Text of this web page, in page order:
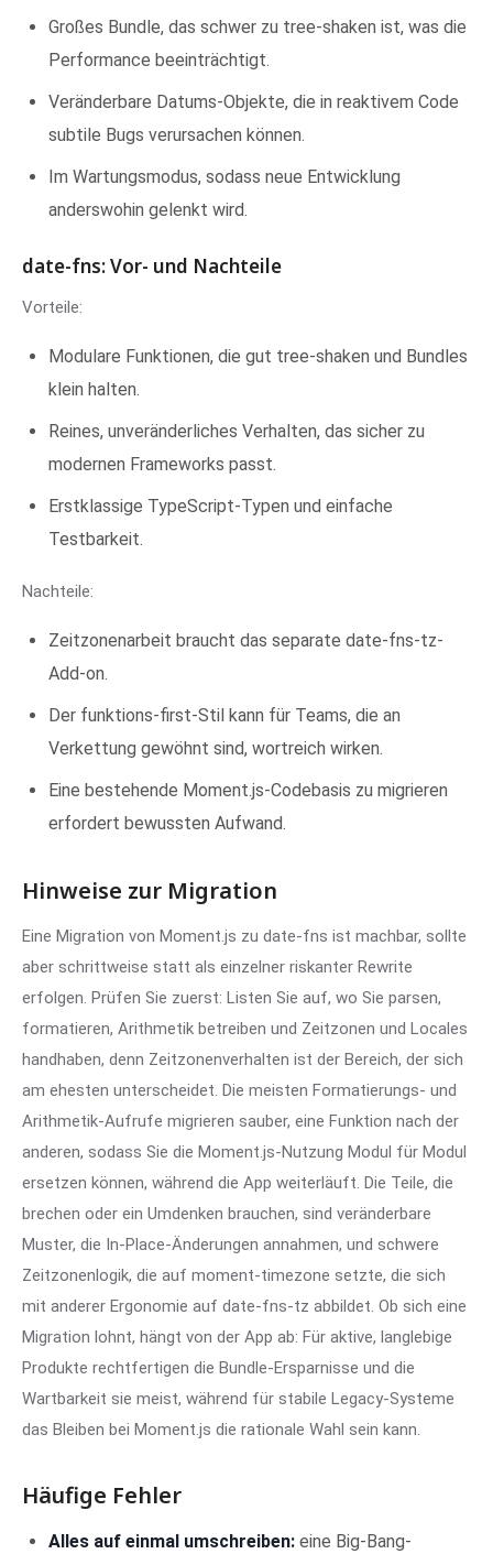
Großes Bundle, das schwer zu tree-shaken ist, was die
Performance beeinträchtigt.
Veränderbare Datums-Objekte, die in reaktivem Code
subtile Bugs verursachen können.
Im Wartungsmodus, sodass neue Entwicklung
anderswohin gelenkt wird.
date-fns: Vor- und Nachteile
Vorteile:
Modulare Funktionen, die gut tree-shaken und Bundles
klein halten.
Reines, unveränderliches Verhalten, das sicher zu
modernen Frameworks passt.
Erstklassige TypeScript-Typen und einfache
Testbarkeit.
Nachteile:
Zeitzonenarbeit braucht das separate date-fns-tz-
Add-on.
Der funktions-first-Stil kann für Teams, die an
Verkettung gewöhnt sind, wortreich wirken.
Eine bestehende Moment.js-Codebasis zu migrieren
erfordert bewussten Aufwand.
Hinweise zur Migration
Eine Migration von Moment.js zu date-fns ist machbar, sollte
aber schrittweise statt als einzelner riskanter Rewrite
erfolgen. Prüfen Sie zuerst: Listen Sie auf, wo Sie parsen,
formatieren, Arithmetik betreiben und Zeitzonen und Locales
handhaben, denn Zeitzonenverhalten ist der Bereich, der sich
am ehesten unterscheidet. Die meisten Formatierungs- und
Arithmetik-Aufrufe migrieren sauber, eine Funktion nach der
anderen, sodass Sie die Moment.js-Nutzung Modul für Modul
ersetzen können, während die App weiterläuft. Die Teile, die
brechen oder ein Umdenken brauchen, sind veränderbare
Muster, die In-Place-Änderungen annahmen, und schwere
Zeitzonenlogik, die auf moment-timezone setzte, die sich
mit anderer Ergonomie auf date-fns-tz abbildet. Ob sich eine
Migration lohnt, hängt von der App ab: Für aktive, langlebige
Produkte rechtfertigen die Bundle-Ersparnisse und die
Wartbarkeit sie meist, während für stabile Legacy-Systeme
das Bleiben bei Moment.js die rationale Wahl sein kann.
Häufige Fehler
Alles auf einmal umschreiben: eine Big-Bang-